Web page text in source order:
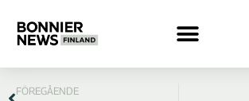
FÖREGÅENDE